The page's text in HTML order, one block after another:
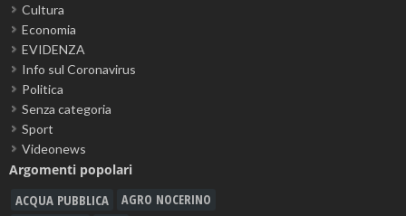
Cultura
Economia
EVIDENZA
Info sul Coronavirus
Politica
Senza categoria
Sport
Videonews
Argomenti popolari
ACQUA PUBBLICA AGRO NOCERINO